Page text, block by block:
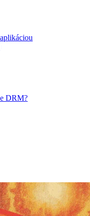
DRM?